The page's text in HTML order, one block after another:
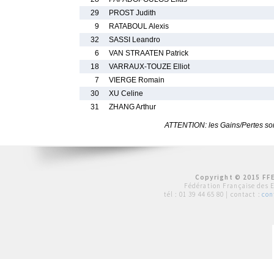
29
PROST Judith
9
RATABOUL Alexis
32
SASSI Leandro
6
VAN STRAATEN Patrick
18
VARRAUX-TOUZE Elliot
7
VIERGE Romain
30
XU Celine
31
ZHANG Arthur
ATTENTION: les Gains/Pertes
Copyright © 2015
Fédération Française des
tél : 01 39 44 65 80 | contact :